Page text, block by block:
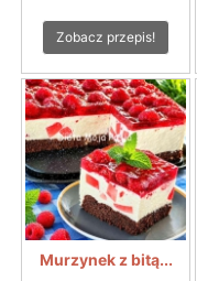
Zobacz przepis!
Murzynek z bitą...